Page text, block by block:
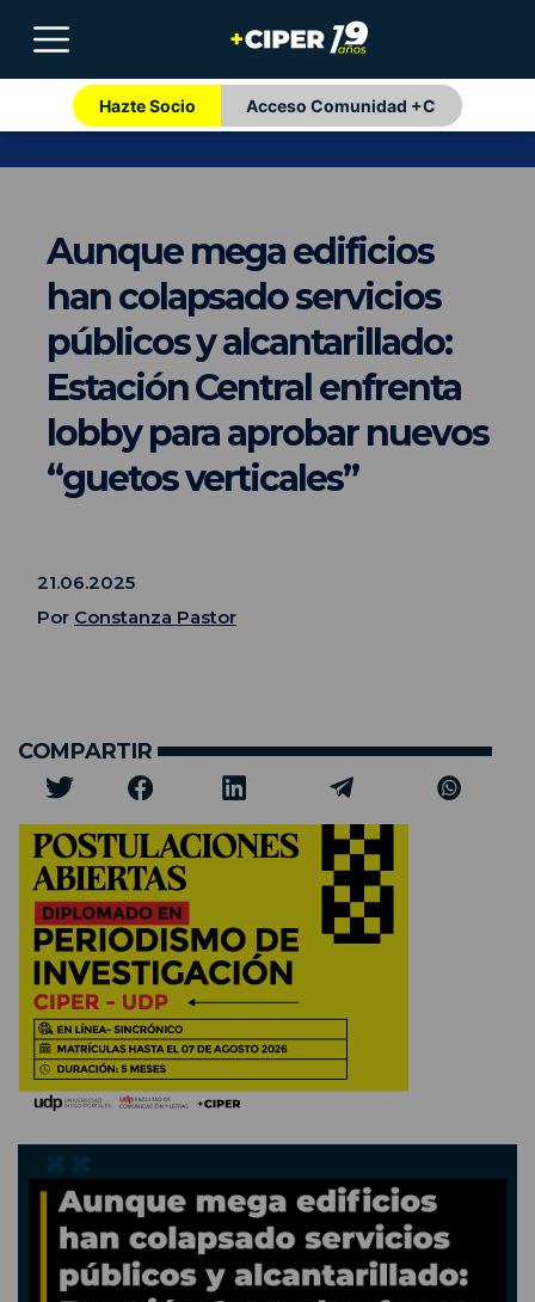
Hazte Socio Acceso Comunidad +C
Aunque mega edificios
han colapsado servicios
públicos y alcantarillado:
Estación Central enfrenta
lobby para aprobar nuevos
“guetos verticales”
21.06.2025
Por Constanza Pastor
COMPARTIR